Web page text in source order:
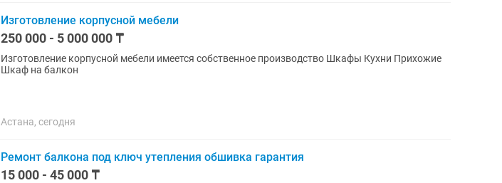
Изготовление корпусной мебели
250 000 - 5 000 000 ₸
Изготовление корпусной мебели имеется собственное производство Шкафы Кухни Прихожие
Шкаф на балкон
Астана, сегодня
Ремонт балкона под ключ утепления обшивка гарантия
15 000 - 45 000 ₸